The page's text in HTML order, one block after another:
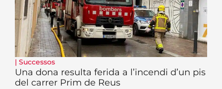
| Successos
Una dona resulta ferida a l’incendi d’un pis
del carrer Prim de Reus